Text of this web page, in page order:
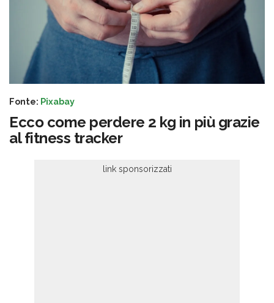
Fonte: Pixabay
Ecco come perdere 2 kg in più grazie
al fitness tracker